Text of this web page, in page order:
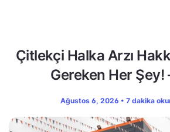
Çitlekçi Halka Arzı
Gereken Her Şey!
Ağustos 6, 2026 • 7 dakika